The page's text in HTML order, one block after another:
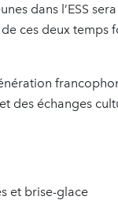
dans l’ESS
ces deux
des échanges
et brise-glace